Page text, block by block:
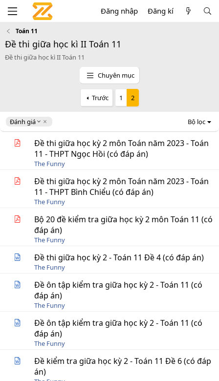
Đăng nhập Đăng kí
Toán 11
Đề thi giữa học kì II Toán 11
Đề thi giữa học kì II Toán 11
Chuyên mục
Trước 1 2
Đánh giá
D
e
Bộ lọc
Đề thi giữa học kỳ 2 môn Toán năm 2023 - Toán
11 - THPT Ngọc Hồi (có đáp án)
The Funny
Đề thi giữa học kỳ 2 môn Toán năm 2023 - Toán
11 - THPT Bình Chiểu (có đáp án)
The Funny
Bộ 20 đề kiểm tra giữa học kỳ 2 môn Toán 11 (có
đáp án)
The Funny
Đề thi giữa học kỳ 2 - Toán 11 Đề 4 (có đáp án)
The Funny
Đề ôn tập kiểm tra giữa học kỳ 2 - Toán 11 (có
đáp án)
The Funny
Đề ôn tập kiểm tra giữa học kỳ 2 - Toán 11 (có
đáp án)
The Funny
Đề kiểm tra giữa học kỳ 2 - Toán 11 Đề 6 (có đáp
án)